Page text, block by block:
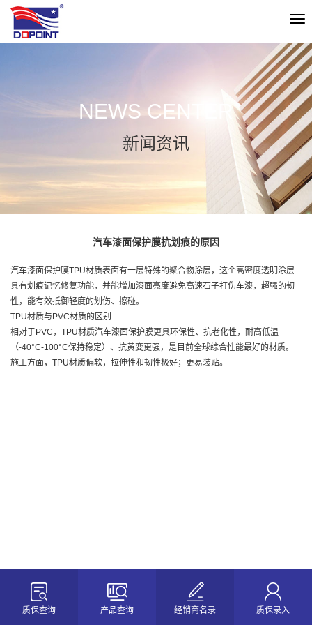
切
导
航
NEWS CENTER
新闻资讯
汽车漆面保护膜抗划痕的原因
汽车漆面保护膜TPU材质表面有一层特殊的聚合物涂层，这个高密度透明涂层
具有划痕记忆修复功能，并能增加漆面亮度避免高速石子打伤车漆，超强的韧
性，能有效抵御轻度的划伤、擦碰。
TPU材质与PVC材质的区别
相对于PVC，TPU材质汽车漆面保护膜更具环保性、抗老化性，耐高低温
（-40°C-100°C保持稳定）、抗黄变更强，是目前全球综合性能最好的材质。
施工方面，TPU材质偏软，拉伸性和韧性极好；更易装贴。
质保查询 产品查询 经销商名录 质保录入